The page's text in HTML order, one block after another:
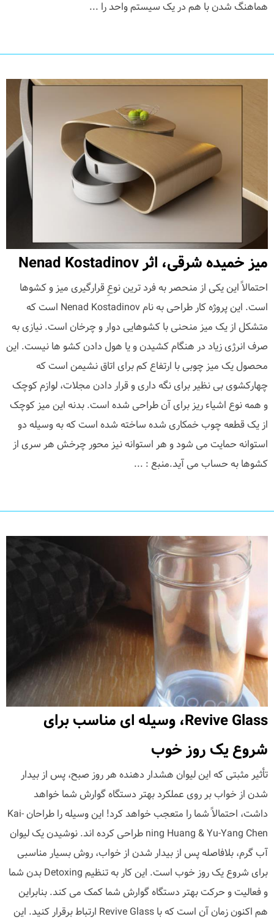
هماهنگ شدن با هم در یک سیستم واحد را ...
میز خمیده شرقی، اثر Nenad Kostadinov
احتمالاً این یکی از منحصر به فرد ترین نوعِ قرارگیری میز و کشوها
است. این پروژه کار طراحی به نام Nenad Kostadinov است که
متشکل از یک میز منحنی با کشوهایی دوار و چرخان است. نیازی به
صرف انرژی زیاد در هنگام کشیدن و یا هول دادن کشو ها نیست. این
محصول یک میز چوبی با ارتفاع کم برای اتاق نشیمن است که
چهارکشوی بی نظیر برای نگه داری و قرار دادن مجلات، لوازم کوچک
و همه نوع اشیاء ریز برای آن طراحی شده است. بدنه این میز کوچک
از یک قطعه چوب خمکاری شده ساخته شده است که به وسیله دو
استوانه حمایت می شود و هر استوانه نیز محور چرخش هر سری از
کشوها به حساب می آید.منبع : ...
Revive Glass، وسیله ای مناسب برای
شروع یک روز خوب
تأثیر مثبتی که این لیوان هشدار دهنده هر روز صبح، پس از بیدار
شدن از خواب بر روی عملکرد بهتر دستگاه گوارش شما خواهد
داشت، احتمالاً شما را متعجب خواهد کرد! این وسیله را طراحان Kai-
ning Huang & Yu-Yang Chen طراحی کرده اند. نوشیدن یک لیوان
آب گرم، بلافاصله پس از بیدار شدن از خواب، روش بسیار مناسبی
برای شروع یک روز خوب است. این کار به تنظیم Detoxing بدن شما
و فعالیت و حرکت بهتر دستگاه گوارش شما کمک می کند. بنابراین
هم اکنون زمان آن است که با Revive Glass ارتباط برقرار کنید. این